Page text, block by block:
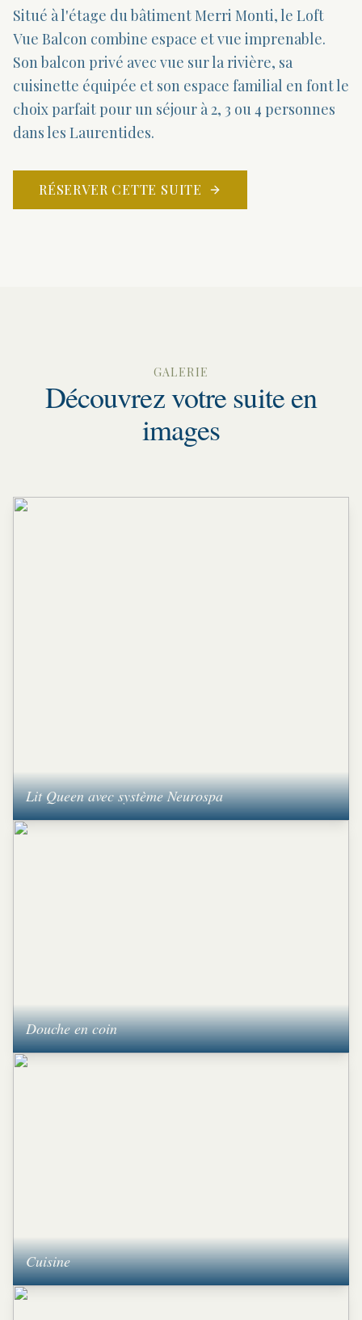
Situé à l'étage du bâtiment Merri Monti, le Loft
Vue Balcon combine espace et vue imprenable.
Son balcon privé avec vue sur la rivière, sa
cuisinette équipée et son espace familial en font le
choix parfait pour un séjour à 2, 3 ou 4 personnes
dans les Laurentides.
RÉSERVER CETTE SUITE
GALERIE
Découvrez votre suite en
images
Lit Queen avec système Neurospa
Douche en coin
Cuisine